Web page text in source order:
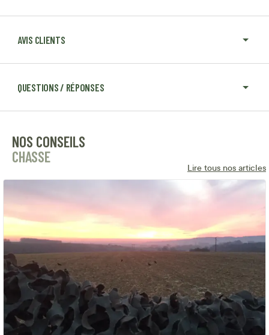
AVIS CLIENTS
QUESTIONS / RÉPONSES
NOS CONSEILS
CHASSE
Lire tous nos articles